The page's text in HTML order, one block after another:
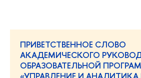
ПРИВЕТСТВЕННОЕ СЛОВО
АКАДЕМИЧЕСКОГО
ОБРАЗОВАТЕЛЬНОЙ